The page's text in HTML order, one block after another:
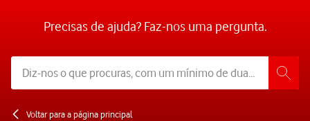
Precisas de ajuda? Faz-nos uma pergunta.
Voltar para a página principal